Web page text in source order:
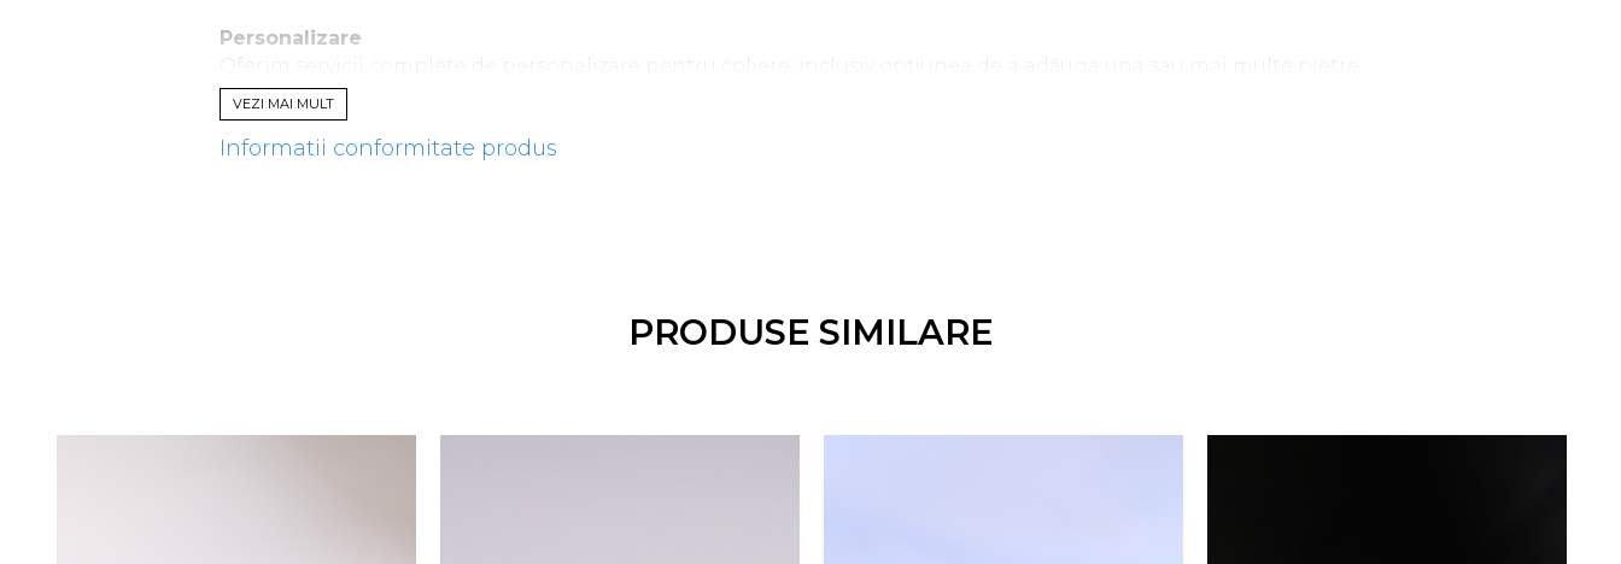
Personalizare
prețioase, cu specificații variabile în funcție de dimensiune, tăietură, carataj, culoare și claritate. Astfel, puteți crea un
colier unic, care reflectă perfect stilul și preferințele dumneavoastră.
Calitatea este prioritatea noastră principală. Fiecare colier vine cu un certificat de garanție, care atestă autenticitatea
și puritatea materialelor folosite. Bijuteriile noastre conțin toate mărcile necesare pentru asigurarea conformității și
VEZI MAI MULT
Informatii conformitate produs
PRODUSE SIMILARE